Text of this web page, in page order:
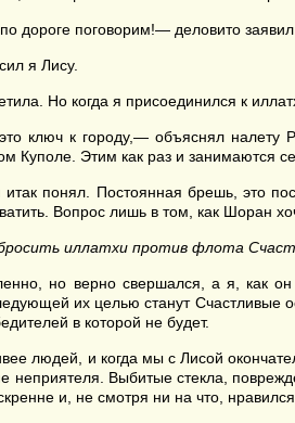
дороге поговорим!— деловито
я Лису.
Но когда я присоединился к
ключ к городу,— объяснял налету
Куполе. Этим как раз и занимаются
понял. Постоянная брешь, это
Вопрос лишь в том, как Шоран
иллатхи против флота
но верно свершался, а я, как он
их целью станут Счастливые
в которой не будет.
людей, и когда мы с Лисой
неприятеля. Выбитые стекла,
и, не смотря ни на что,